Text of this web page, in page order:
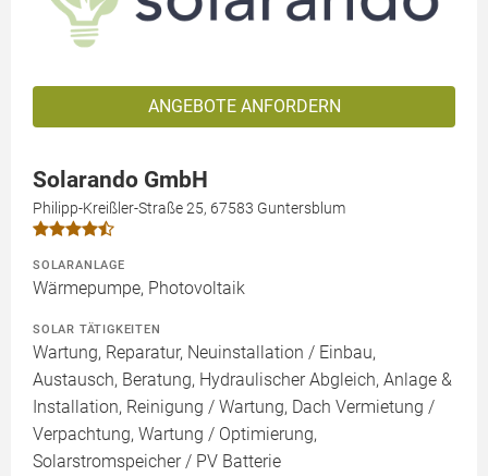
ANGEBOTE ANFORDERN
Solarando GmbH
Philipp-Kreißler-Straße 25, 67583 Guntersblum
SOLARANLAGE
Wärmepumpe, Photovoltaik
SOLAR TÄTIGKEITEN
Wartung, Reparatur, Neuinstallation / Einbau,
Austausch, Beratung, Hydraulischer Abgleich, Anlage &
Installation, Reinigung / Wartung, Dach Vermietung /
Verpachtung, Wartung / Optimierung,
Solarstromspeicher / PV Batterie